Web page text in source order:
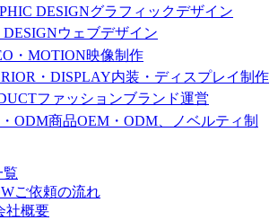
DESIGNグラフィックデザイン
DESIGNウェブデザイン
・MOTION映像制作
・DISPLAY内装・ディスプレイ制作
ファッションブランド運営
ODM商品OEM・ODM、ノベルティ制
覧
ご依頼の流れ
社概要